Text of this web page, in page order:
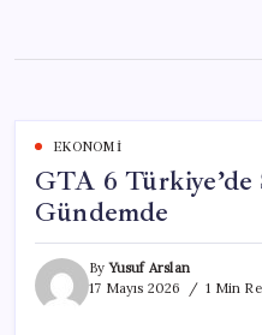
content
EKONOMI
GTA 6 Türkiye’de
Gündemde
ByYusuf Arslan
17 Mayıs 2026
1 Min